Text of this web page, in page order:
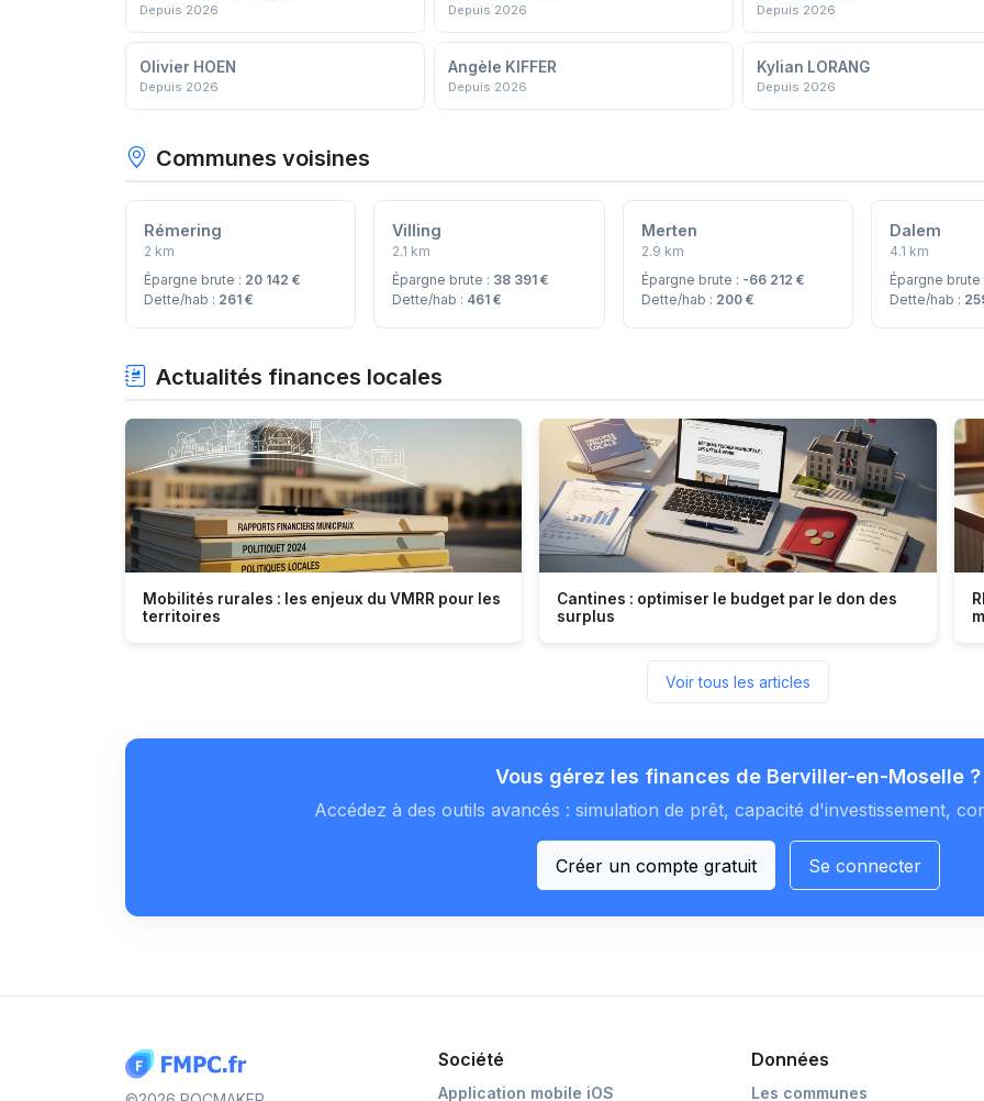
Depuis 2026 Depuis 2026 Depuis 2026
Olivier HOEN
Depuis 2026
Angèle KIFFER
Depuis 2026
Kylian LORANG
Depuis 2026
Communes voisines
Rémering
2 km
Épargne brute : 20 142 €
Dette/hab : 261 €
Villing
2.1 km
Épargne brute : 38 391 €
Dette/hab : 461 €
Merten
2.9 km
Épargne brute : -66 212 €
Dette/hab : 200 €
Dalem
4.1 km
Épargne
Dette/hab :
Actualités finances locales
Mobilités rurales : les enjeux du VMRR pour les
territoires
Cantines : optimiser le budget par le don des
surplus
Voir tous les articles
Vous gérez les finances de Berviller-en-Moselle ?
Accédez à des outils avancés : simulation de prêt, capacité d'investissement,
Créer un compte gratuit Se connecter
Société
Application mobile iOS
Données
Les communes